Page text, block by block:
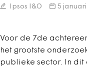
Ipsos I&O 5 januari
Voor de 7de
het grootste
publieke sector. In